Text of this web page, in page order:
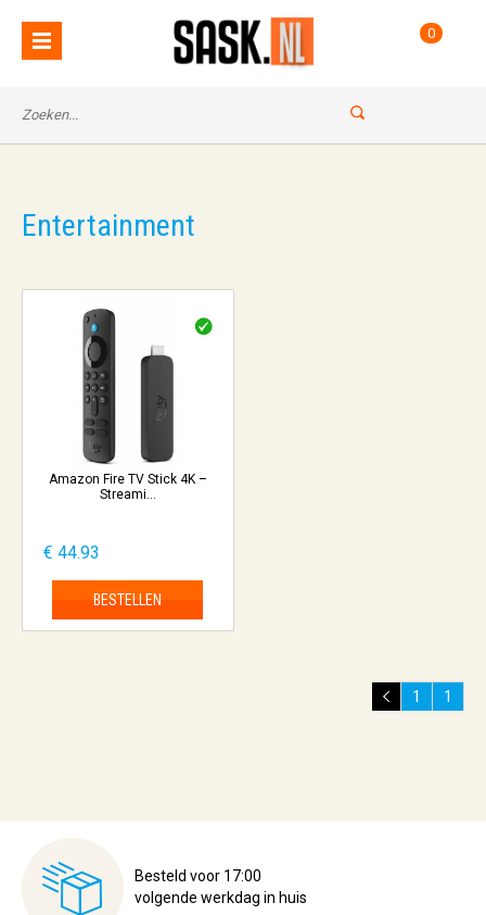
0
Entertainment
Amazon Fire TV Stick 4K –
Streami...
€ 44.93
BESTELLEN
1 1
Besteld voor 17:00
volgende werkdag in huis